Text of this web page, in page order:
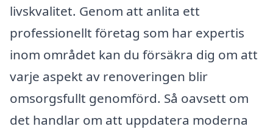
livskvalitet. Genom att anlita ett
professionellt företag som har expertis
inom området kan du försäkra dig om att
varje aspekt av renoveringen blir
omsorgsfullt genomförd. Så oavsett om
det handlar om att uppdatera moderna